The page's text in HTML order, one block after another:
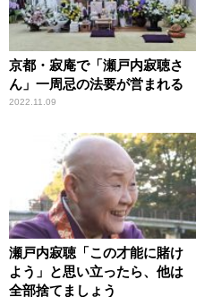
京都・寂庵で「瀬戸内寂聴さ
ん」一周忌の法要が営まれる
2022.11.09
瀬戸内寂聴「この才能に賭け
よう」と思い立ったら、他は
全部捨てましょう